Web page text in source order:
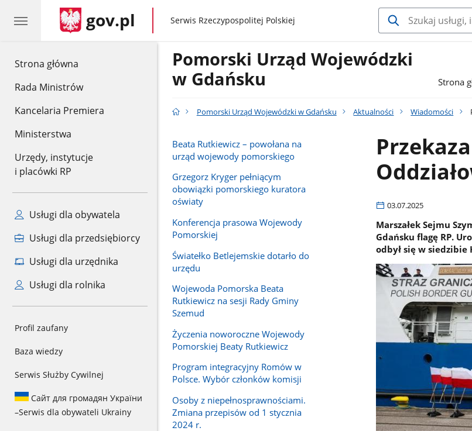
Strona główna
Rada Ministrów
Kancelaria Premiera
Ministerstwa
Urzędy, instytucje
i placówki RP
Usługi dla obywatela
Usługi dla przedsiębiorcy
Usługi dla urzędnika
Usługi dla rolnika
Profil zaufany
Baza wiedzy
Serwis Służby Cywilnej
Сайт для громадян України
–Serwis dla obywateli Ukrainy
gov.pl gov.pl
Serwis Rzeczypospolitej Polskiej
Pomorski Urząd Wojewódzki
w Gdańsku
Strona
Pomorski Urząd Wojewódzki w Gdańsku Aktualności Wiadomości
Beata Rutkiewicz – powołana na
urząd wojewody pomorskiego
Grzegorz Kryger pełniącym
obowiązki pomorskiego kuratora
oświaty
Konferencja prasowa Wojewody
Pomorskiej
Światełko Betlejemskie dotarło do
urzędu
Wojewoda Pomorska Beata
Rutkiewicz na sesji Rady Gminy
Szemud
Życzenia noworoczne Wojewody
Pomorskiej Beaty Rutkiewicz
Program integracyjny Romów w
Polsce. Wybór członków komisji
Osoby z niepełnosprawnościami.
Zmiana przepisów od 1 stycznia
2024 r.
03.07.2025
Marszałek Sejmu
Gdańsku flagę RP.
odbył się w siedzibie